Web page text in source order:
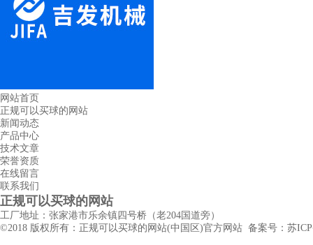
网站首页
正规可以买球的网站
新闻动态
产品中心
技术文章
荣誉资质
在线留言
联系我们
正规可以买球的网站
工厂地址：张家港市乐余镇四号桥（老204国道旁）
©2018 版权所有：正规可以买球的网站(中国区)官方网站 备案号： 苏